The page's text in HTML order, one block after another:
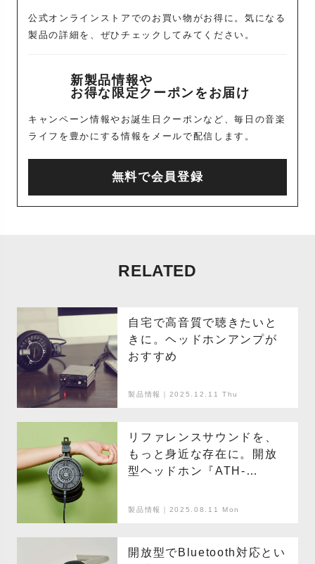
公式オンラインストアでのお買い物がお得に。気になる
製品の詳細を、ぜひチェックしてみてください。
新製品情報や
お得な限定クーポンをお届け
キャンペーン情報やお誕生日クーポンなど、毎日の音楽
ライフを豊かにする情報をメールで配信します。
無料で会員登録
RELATED
自宅で高音質で聴きたいと
きに。ヘッドホンアンプが
おすすめ
製品情報｜2025.12.11 Thu
リファレンスサウンドを、
もっと身近な存在に。開放
型ヘッドホン『ATH-
う時間を。
製品情報｜2025.08.11 Mon
開放型でBluetooth対応とい